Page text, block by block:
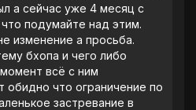
а сейчас уже 4 месяц с
подумайте над этим.
изменение а просьба.
бхопа и чего либо
всë с ним
обидно что ограничение по
застревание в